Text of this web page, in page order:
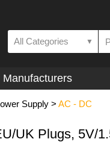
All Categories ▼
Manufacturers
Supply > AC - DC
UK Plugs, 5V/